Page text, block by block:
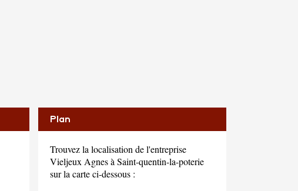
Plan
Trouvez la localisation de l'entreprise
Vieljeux Agnes à Saint-quentin-la-poterie
sur la carte ci-dessous :